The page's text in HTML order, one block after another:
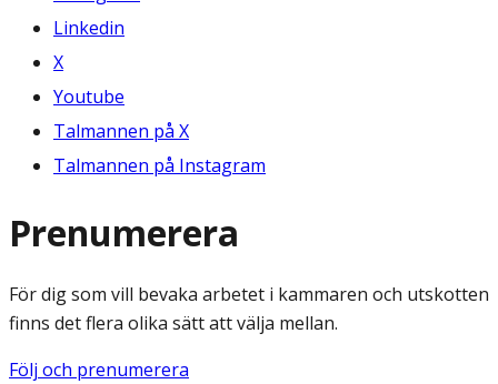
Linkedin
X
Youtube
Talmannen på X
Talmannen på Instagram
Prenumerera
För dig som vill bevaka arbetet i kammaren och utskotten
finns det flera olika sätt att välja mellan.
Följ och prenumerera